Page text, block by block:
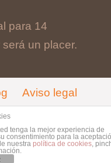
para 14
un placer.
Aviso legal
byGuia33 SL.
tenga la mejor experiencia de
consentimiento para la
nuestra política de cookies,